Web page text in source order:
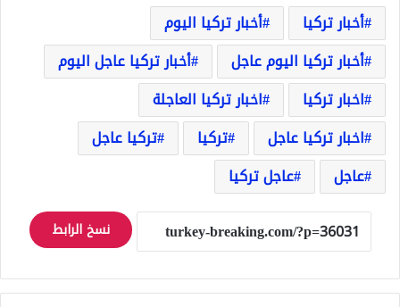
أخبار تركيا
أخبار تركيا اليوم
أخبار تركيا اليوم عاجل
أخبار تركيا عاجل اليوم
اخبار تركيا
اخبار تركيا العاجلة
اخبار تركيا عاجل
تركيا
تركيا عاجل
عاجل
عاجل تركيا
نسخ الرابط